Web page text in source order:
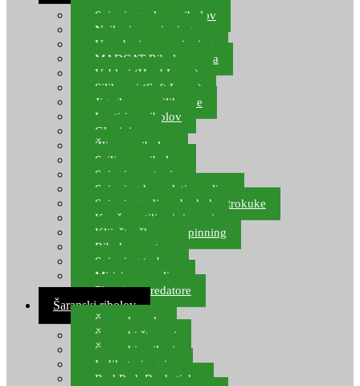
Spinning role za ribolov
Najloni za spinning
Upredenice za spinning
MADCAT Ribolov soma
Vobleri (Hard Lures)
Silikonci (Soft Lures)
Jig glave za silikonce
Leptiri za ribolov
Glavinjare
Žlice za ribolov
Sajlice za ribolov
Spinning setovi
Spinning kompleti varalica
Spinning udice, dvokuke, trokuke
Kopče, vrtilice i ringovi
Kliješta, škare za spinning
Ribolov pastrve
Spinning torbe
Mirisi za varalice
Plovci za predatore
Šaranski ribolov
Šaranske role
Šaranski štapovi
Šaranski najloni
Indikatori ugriza
Rod Pod, Banksticks